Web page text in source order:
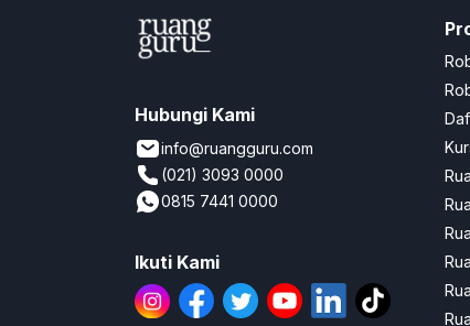
Hubungi Kami
info@ruangguru.com
(021) 3093 0000
0815 7441 0000
Ikuti Kami